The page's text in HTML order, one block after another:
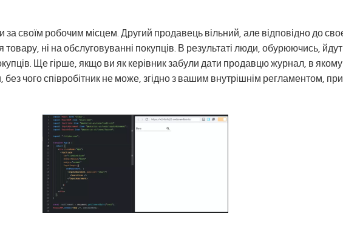
своїм робочим місцем. Другий продавець вільний, але відповідно до своєї
ні на обслуговуванні покупців. В результаті люди, обурюючись,
Ще гірше, якщо ви як керівник забули дати продавцю журнал, в
без чого співробітник не може, згідно з вашим внутрішнім регламентом,